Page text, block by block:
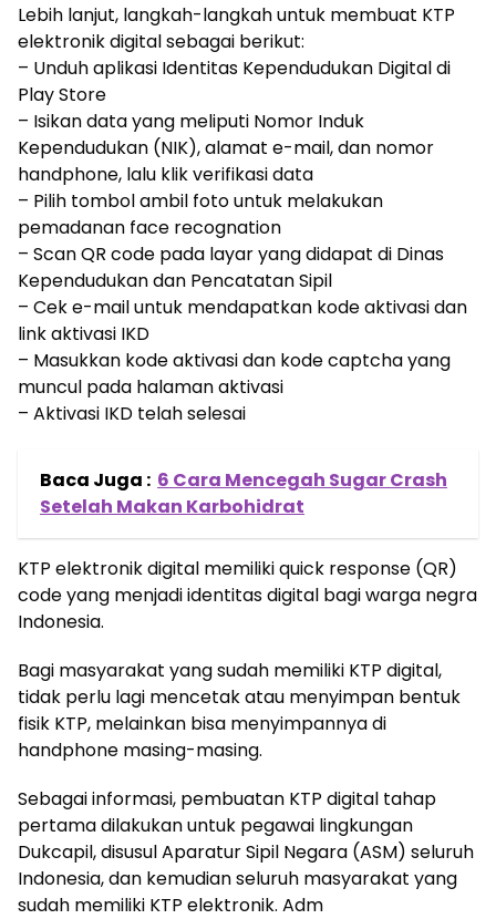
Lebih lanjut, langkah-langkah untuk membuat KTP
elektronik digital sebagai berikut:
– Unduh aplikasi Identitas Kependudukan Digital di
Play Store
– Isikan data yang meliputi Nomor Induk
Kependudukan (NIK), alamat e-mail, dan nomor
handphone, lalu klik verifikasi data
– Pilih tombol ambil foto untuk melakukan
pemadanan face recognation
– Scan QR code pada layar yang didapat di Dinas
Kependudukan dan Pencatatan Sipil
– Cek e-mail untuk mendapatkan kode aktivasi dan
link aktivasi IKD
– Masukkan kode aktivasi dan kode captcha yang
muncul pada halaman aktivasi
– Aktivasi IKD telah selesai
Baca Juga : 6 Cara Mencegah Sugar Crash
Setelah Makan Karbohidrat
KTP elektronik digital memiliki quick response (QR)
code yang menjadi identitas digital bagi warga negra
Indonesia.
Bagi masyarakat yang sudah memiliki KTP digital,
tidak perlu lagi mencetak atau menyimpan bentuk
fisik KTP, melainkan bisa menyimpannya di
handphone masing-masing.
Sebagai informasi, pembuatan KTP digital tahap
pertama dilakukan untuk pegawai lingkungan
Dukcapil, disusul Aparatur Sipil Negara (ASM) seluruh
Indonesia, dan kemudian seluruh masyarakat yang
sudah memiliki KTP elektronik. Adm